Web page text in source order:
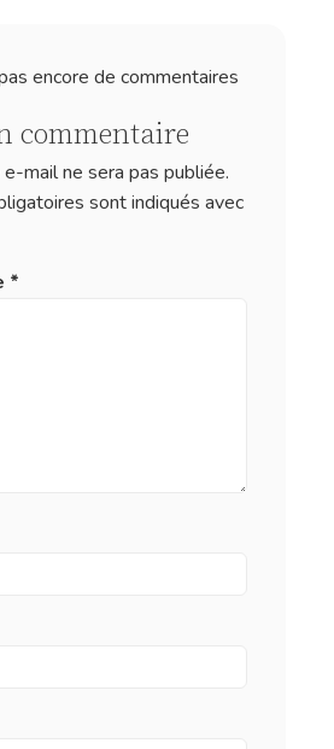
encore de commentaires
commentaire
mail ne sera pas publiée.
sont indiqués avec
*